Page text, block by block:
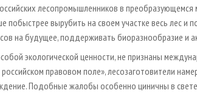
лесопромышленников в преобразующемся
вырубить на своем участке весь лес и
на будущее, поддерживать биоразнообразие и
экологической ценности, не признаны
правовом поле», лесозаготовители
Подобные жалобы особенно циничны в